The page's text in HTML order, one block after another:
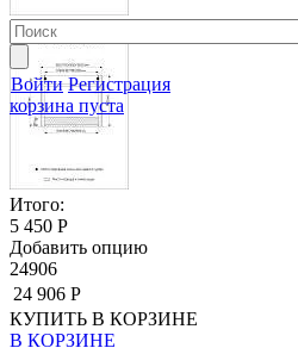
Войти Регистрация
корзина пуста
Итого:
5 450 Р
Добавить опцию
24906
24 906 Р
КУПИТЬ В КОРЗИНЕ
В КОРЗИНЕ